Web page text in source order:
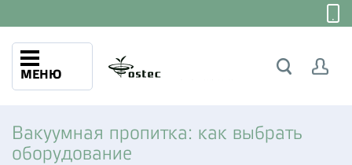
МЕНЮ
Вакуумная пропитка: как выбрать
оборудование